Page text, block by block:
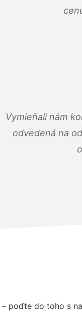
Vymieňali nám
odvedená na
– poďte do toho s